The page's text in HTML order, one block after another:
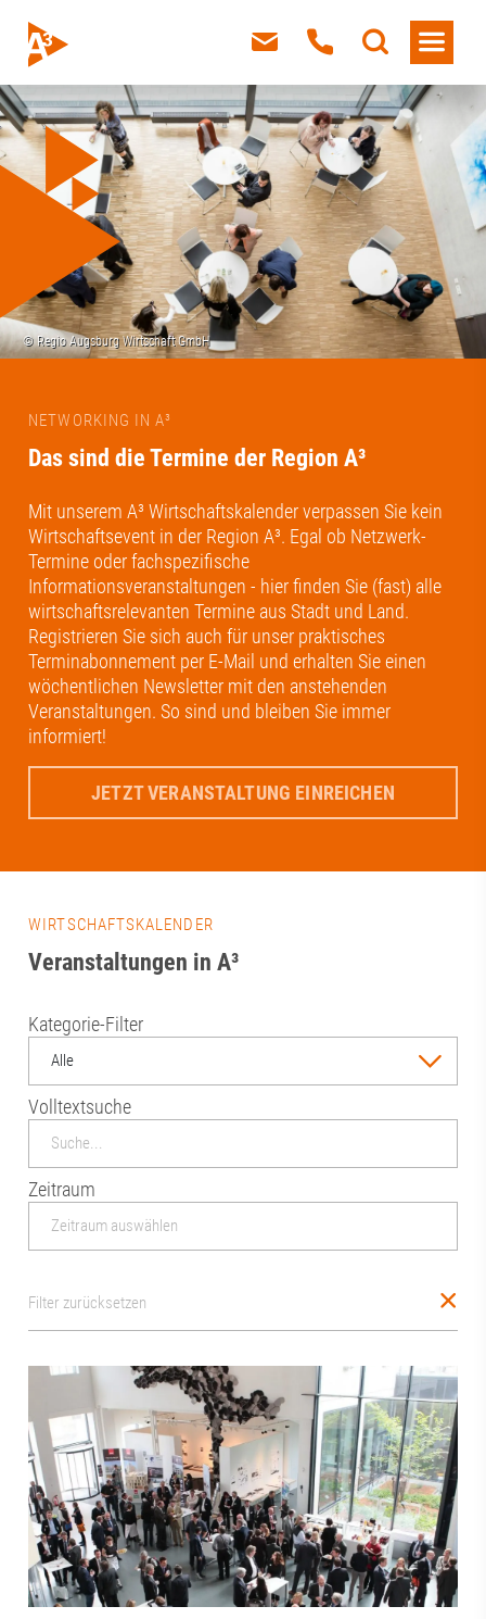
NETWORKING IN A³
Das sind die Termine der Region A³
Mit unserem A³ Wirtschaftskalender verpassen Sie kein
Wirtschaftsevent in der Region A³. Egal ob Netzwerk-
Termine oder fachspezifische
Informationsveranstaltungen - hier finden Sie (fast) alle
wirtschaftsrelevanten Termine aus Stadt und Land.
Registrieren Sie sich auch für unser praktisches
Terminabonnement per E-Mail und erhalten Sie einen
wöchentlichen Newsletter mit den anstehenden
Veranstaltungen. So sind und bleiben Sie immer
informiert!
JETZT VERANSTALTUNG EINREICHEN
WIRTSCHAFTSKALENDER
Veranstaltungen in A³
Kategorie-Filter
Alle
Volltextsuche
Zeitraum
Filter zurücksetzen